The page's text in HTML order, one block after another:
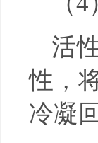
活
性，
冷凝